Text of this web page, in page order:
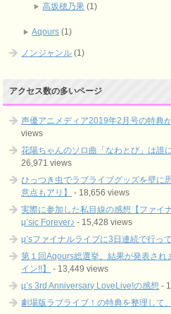
高坂穂乃果 (1)
Aqours (1)
ノンジャンル (1)
アクセス数の多いページ
声優アニメディア2019年2月号の特典
views
花陽ちゃんのソロ曲「なわとび」は誰
26,971 views
ひっつき虫でラブライブグッズを壁に
意点もアリ】
- 18,656 views
実際に参加した私目線の感想【ファイ
μ’sic Forever♪ - 15,428 views
μ’sファイナルライブに3日連続で行っ
第１回Aqours総選挙。結果が発表され
イン!!】
- 13,449 views
μ’s 3rd Anniversary LoveLive!の感想 -
劇場版ラブライブ！の特典を整理して